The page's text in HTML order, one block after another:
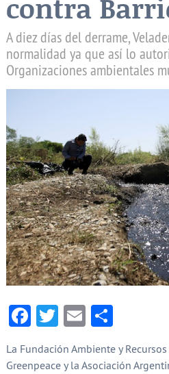
contra
A diez días del derrame,
normalidad ya que así lo
Organizaciones ambientales
Facebook
Twitter
Email
La Fundación Ambiente y
Greenpeace y la Asociación